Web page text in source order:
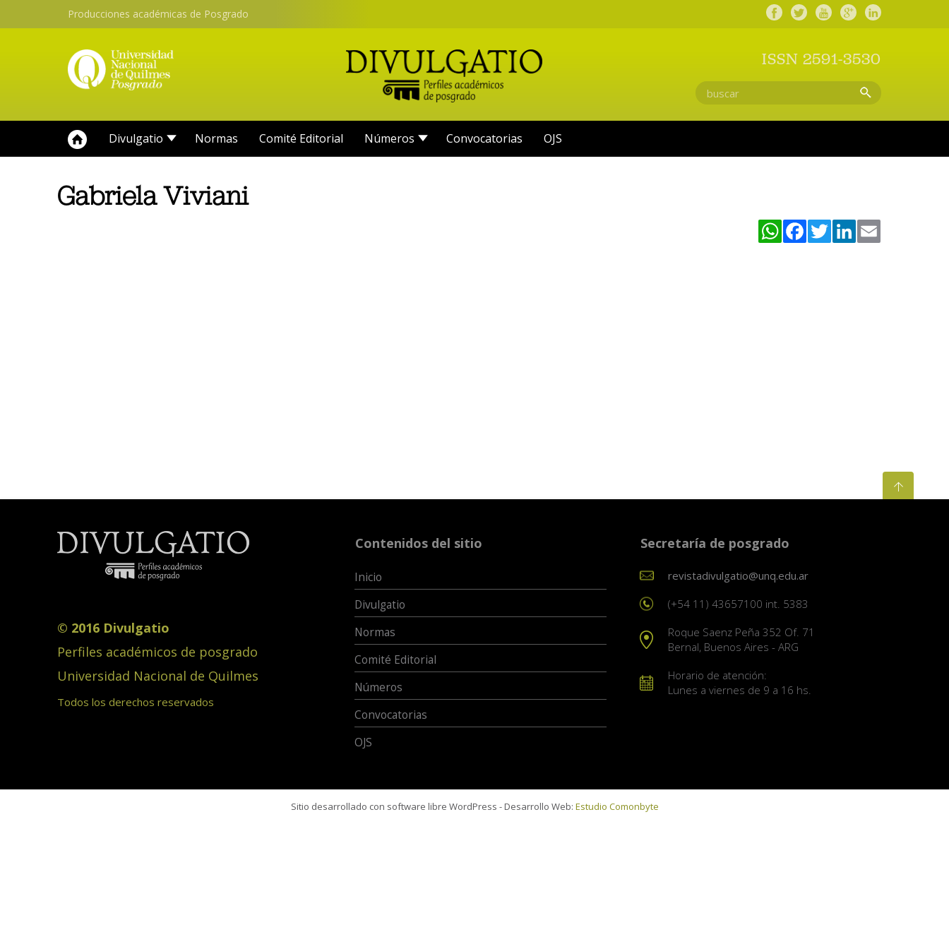
Producciones académicas de Posgrado
ISSN 2591-3530
Divulgatio Normas Comité Editorial Números Convocatorias OJS
Gabriela Viviani
WhatsAppFacebookTwitterLinkedIn
© 2016 Divulgatio
Perfiles académicos de posgrado
Universidad Nacional de Quilmes
Todos los derechos reservados
Contenidos del sitio
Inicio
Divulgatio
Normas
Comité Editorial
Números
Convocatorias
OJS
Secretaría de posgrado
revistadivulgatio@unq.edu.ar
(+54 11) 43657100 int. 5383
Roque Saenz Peña 352 Of. 71
Bernal, Buenos Aires - ARG
Horario de atención:
Lunes a viernes de 9 a 16 hs.
Sitio desarrollado con software libre WordPress - Desarrollo Web: Estudio Comonbyte